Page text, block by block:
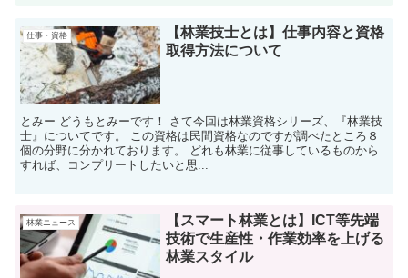
仕事・資格
【林業技士とは】仕事内容と資格
取得方法について
とみー どうもとみーです！ さて今回は林業資格シリーズ、『林業技
士』についてです。 この資格は民間資格なのですが調べたところ８
個の分野に分かれております。 どれも林業に従事しているものから
すれば、コンプリートしたいと思...
林業ニュース
【スマート林業とは】ICT等先端
技術で生産性・作業効率を上げる
林業スタイル